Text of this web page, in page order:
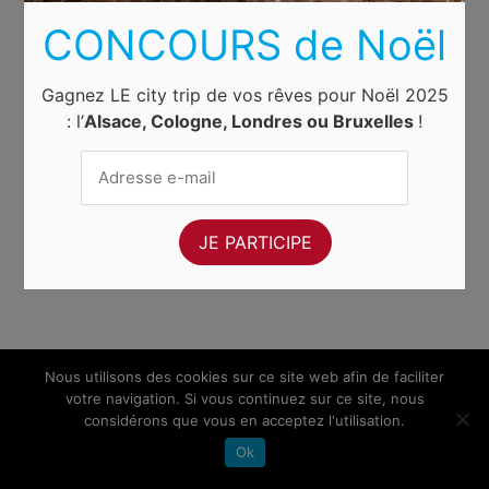
Nous utilisons des cookies sur ce site web afin de faciliter
votre navigation. Si vous continuez sur ce site, nous
considérons que vous en acceptez l'utilisation.
Ok
CONCOURS de Noël
Gagnez LE city trip de vos rêves pour Noël 2025
: l’Alsace, Cologne, Londres ou Bruxelles !